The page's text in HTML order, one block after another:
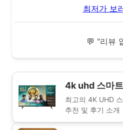
최저가 보
💬 "리뷰
4k uhd 스마
최고의 4K UHD
추천 및 후기 소개